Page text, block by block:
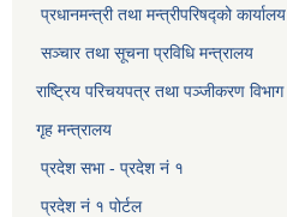
प्रधानमन्त्री तथा मन्त्रीपरिषद्को कार्यालय
सञ्‍चार तथा सूचना प्रविधि मन्त्रालय
राष्ट्रिय परिचयपत्र तथा पञ्जीकरण विभाग​
गृह मन्त्रालय
प्रदेश सभा - प्रदेश नं १
प्रदेश नं १ पोर्टल